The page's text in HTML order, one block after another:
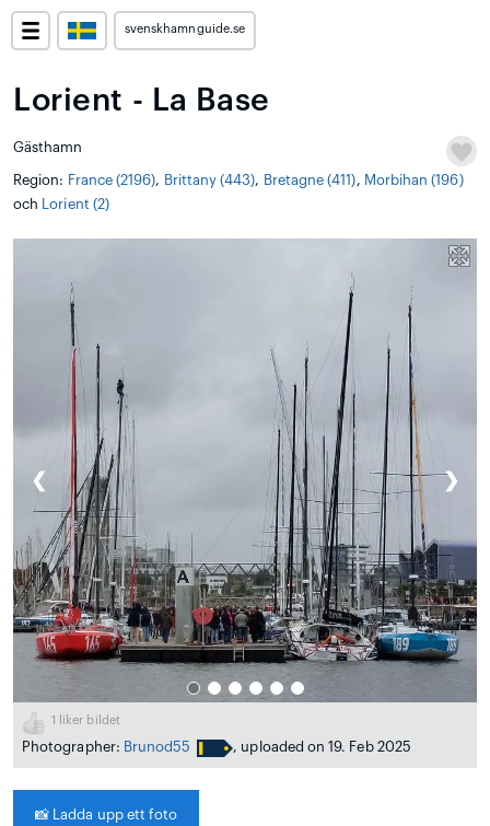
svenskhamnguide.se
Lorient - La Base
Gästhamn
Region: France (2196), Brittany (443), Bretagne (411), Morbihan (196)
och
Lorient (2)
❮ ❯
1 liker bildet
Photographer: Brunod55 , uploaded on 19. Feb 2025
📸 Ladda upp ett foto